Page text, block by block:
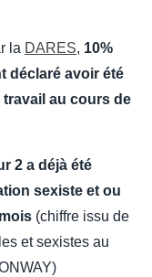
la DARES, 10%
déclaré avoir été
au cours de
2 a déjà été
sexiste et ou
(chiffre issu de
et sexistes au